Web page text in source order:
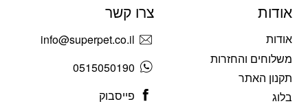
אודות
אודות
משלוחים והחזרות
תקנון האתר
בלוג
צרו קשר
info@superpet.co.il
0515050190
פייסבוק